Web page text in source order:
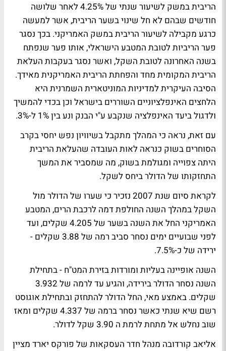
הריבית במשק לשיעור שנתי של 4.25% לאחר שלושה
חודשים שבהם לא חל שינוי בשער הריבית, אשר למעשה
כרגע מקבילה לשיעור הריבית במשק האמריקני. בכך נסגר
פער הריביות לטובת המטבע הישראלי, אותו פער שנפתח
בשנה האחרונה לטובת השקל, ואשר נסגר בעקבות העלאת
הריבית המקומית מחד והפחתת הריבית האמריקנית מאידך.
הסיבה העיקרית למדיניות המוניטארית השמרנית היא
הלחצים האינפלציוניים השוררים בישראל וכן בכדי להמשיך
ולדגול ביעד האינפלציה שנקבע ע"י הבנק ונע בין 1% ל-3%.
עם זאת, נראה כי המהלך מתקבל בשיוויון נפש יחסי בקרב
הסוחרים בשוק כנראה לאות העובדה שהעלאת הריבית
היתה צפוייה ומגולמת בשוק, מה שמסביר את המשך
התחזקותו של הדולר ביחס לשקל.
לקראת סיום שנת 2007 נזכיר כי שערו של הדולר מול
השקל במהלך השנה החולפת דמה לרכבת הרים, המטבע
האמריקני החל את השנה בשער של 4.205 שקלים, ועד
לפני שבועיים ימים נסחר סביב רמה של 3.88 שקלים -
ירידה של כ-7.5%.
השנה אופיינה בעליות ומורדות בזירת המט"ח - בתחילת
השנה נסחר הדולר בירידה, והגיע עד לרמה של 3.932
שקלים. באמצע מאי, החל הדולר להתחזק ובתחילת אוגוסט
רשם שיא שנתי כאשר נסחר ברמה של 4.337 שקלים ומאז
שוב נחלש אל מתחת לרמת ה 3.90 שקל לדולר.
אליאב קורדובה מנהל חדר העסקאות של פורקס יארד מציין